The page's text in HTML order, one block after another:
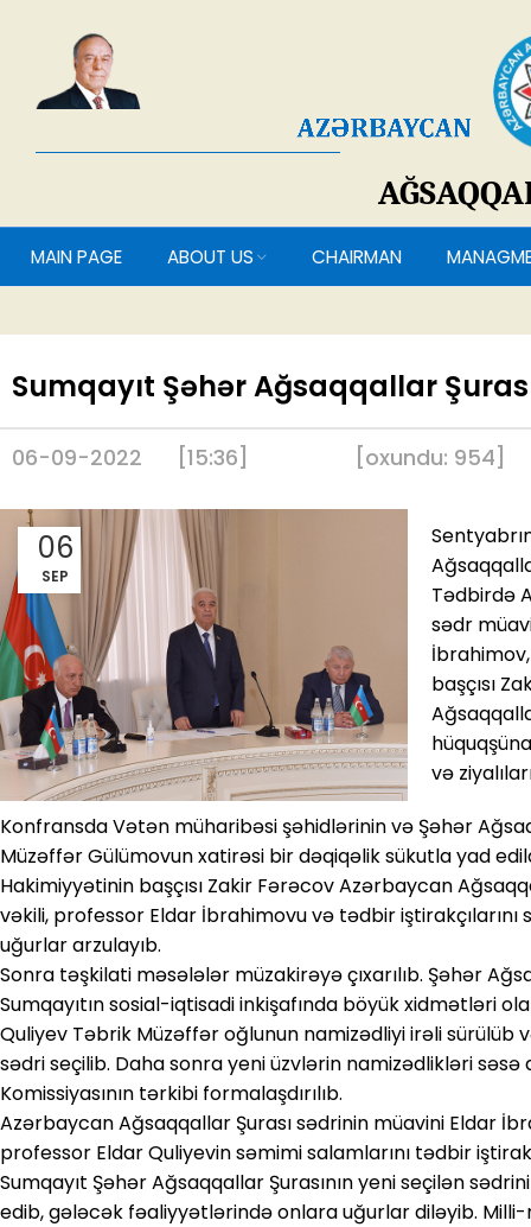
MAIN PAGE ABOUT US CHAIRMAN
Sumqayıt Şəhər Ağsaqqallar
06-09-2022 [15:36] [oxundu: 954]
06
SEP
Tədbirdə
sədr
başçısı
və
Konfransda Vətən müharibəsi şəhidlərinin və Şəhər
Müzəffər Gülümovun xatirəsi bir dəqiqəlik sükutla yad
Hakimiyyətinin başçısı Zakir Fərəcov Azərbaycan
vəkili, professor Eldar İbrahimovu və tədbir
uğurlar arzulayıb.
Sonra təşkilati məsələlər müzakirəyə çıxarılıb. Şəhər
Sumqayıtın sosial-iqtisadi inkişafında böyük xidmətləri
Quliyev Təbrik Müzəffər oğlunun namizədliyi irəli sürülüb
sədri seçilib. Daha sonra yeni üzvlərin namizədlikləri
Komissiyasının tərkibi formalaşdırılıb.
Azərbaycan Ağsaqqallar Şurası sədrinin müavini Eldar
professor Eldar Quliyevin səmimi salamlarını tədbir
Sumqayıt Şəhər Ağsaqqallar Şurasının yeni seçilən
edib, gələcək fəaliyyətlərində onlara uğurlar diləyib.